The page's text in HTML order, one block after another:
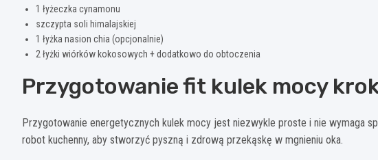
1 łyżeczka cynamonu
szczypta soli himalajskiej
1 łyżka nasion chia (opcjonalnie)
2 łyżki wiórków kokosowych + dodatkowo do obtoczenia
Przygotowanie fit kulek mocy
Przygotowanie energetycznych kulek mocy jest niezwykle proste i nie wymaga
robot kuchenny, aby stworzyć pyszną i zdrową przekąskę w mgnieniu oka.